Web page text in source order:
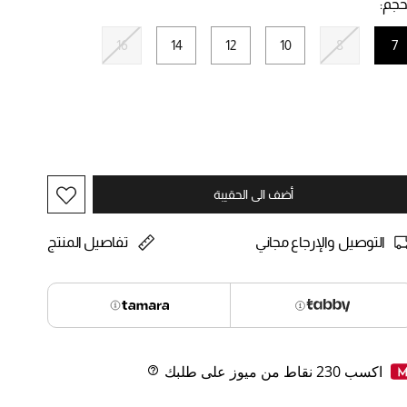
7
8
10
12
14
16
أضف الى الحقيبة
التوصيل والإرجاع مجاني تفاصيل المنتج
اكسب 230نقاط من ميوز على طلبك